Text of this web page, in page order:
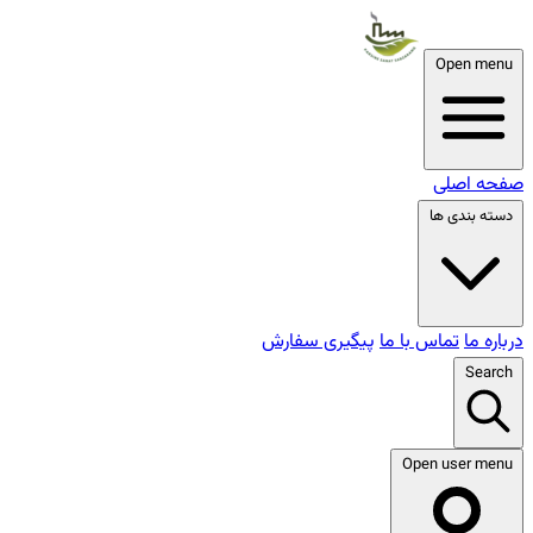
Open menu
صفحه اصلی
دسته بندی ها
درباره ماتماس با ما پیگیری سفارش
Search
Open user menu